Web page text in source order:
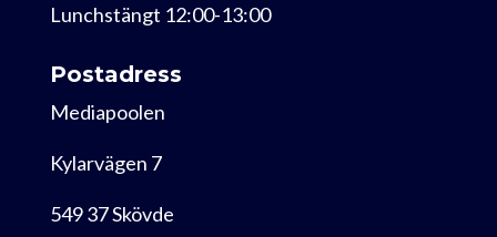
Lunchstängt 12:00-13:00
Postadress
Mediapoolen
Kylarvägen 7
549 37 Skövde